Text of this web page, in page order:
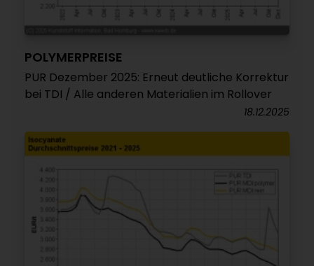
POLYMERPREISE
PUR Dezember 2025: Erneut deutliche Korrektur
bei TDI / Alle anderen Materialien im Rollover
18.12.2025